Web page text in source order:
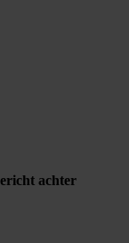
achter